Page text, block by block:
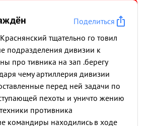
Поделиться
тщательно го товил
подразделения дивизии к
про тивника на зап .берегу
чему артиллерия дивизии
перед ней задачи по
пехоты и уничто жению
противника
командиры находились в ходе